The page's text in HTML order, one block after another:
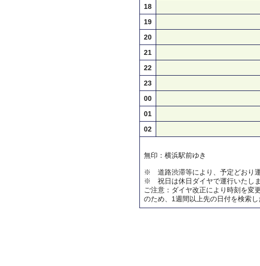
18
19
20
21
22
23
00
01
02
無印：横浜駅前ゆき
※ 道路渋滞等により、予定どおり運
※ 祝日は休日ダイヤで運行いたしま
ご注意：ダイヤ改正により時刻を変
のため、1週間以上先の日付を検索